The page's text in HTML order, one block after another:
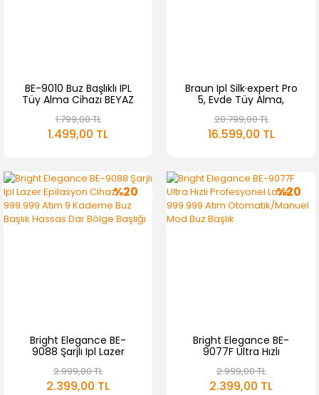
BE-9010 Buz Başlıklı IPL
Tüy Alma Cihazı BEYAZ
1.799,00 TL
1.499,00 TL
Braun Ipl Silk·expert Pro
5, Evde Tüy Alma,
20.799,00 TL
16.599,00 TL
%20
Bright Elegance BE-
9088 Şarjlı Ipl Lazer
999.999 Atım 9
Kademe Buz Başlık
2.999,00 TL
2.399,00 TL
%20
Bright Elegance BE-
9077F Ultra Hızlı
999.999 Atım
Otomatik/Manuel Mod
2.999,00 TL
2.399,00 TL